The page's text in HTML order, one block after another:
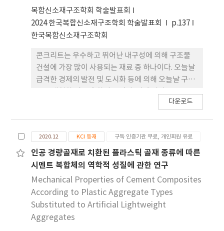
능은 기존 의 세분화 방법과의 비교 분석을 통해 평가
되었으며, 더불어 제안 방식과 기존 방식 각각으로 생
성된 3차원 micro-CT 데이터를 활용 하여 열전도도
시뮬레이션을 수행하였다. 그 결과, 제안된 알고리즘
은 공극 및 골재 경계의 정확한 식별에 있어 기존 기법
보다 향상된 정확도를 보였으며, 이는 LWAC의 미세
구조 분석 및 거동 예측 모델링의 정밀도를 높이는 데
기여할 수 있는 가능성을 보여준다.
복합신소재구조학회 학술발표회
2024 한국복합신소재구조학회 학술발표회
p.137
한국복합신소재구조학회
콘크리트는 우수하고 뛰어난 내구성에 의해 구조물
건설에 가장 많이 사용되는 재료 중 하나이다. 오늘날
급격한 경제의 발전 및 도시화 등에 의해 오늘날 구조
고경량, 고내구 콘크리트 개발에 대한 다양한 연구가
성이 우수한 것으로 알려져있다. 그러나 기존 나노소
재가 적용된 콘크리트는 단위중량이 높아 이를 구조
물에 적용시 자중을 증가시키 는 단점이 있다. 이에 본
연구에서는 입자 직경이 10-100 μm이지만 입자 내
부의 공극이 있어 단위 중량이 0.6t/m3인 Micro
hollow sphere가 잔골재로 사용된 고경량, 고강도
콘크리트의 염화물 침투 특성을 평가하였다. 본 연구
에서 사용된 실험변수로써 Micro hollow sphere의
다운로드
2020.12 KCI 등재 구독 인증기관 무료, 개인회원 유료
인공 경량골재로 치환된 플라스틱 골재 종류에 따른
시멘트 복합체의 역학적 성질에 관한 연구
Mechanical Properties of Cement Composites
According to Plastic Aggregate Types
Substituted to Artificial Lightweight
Aggregates